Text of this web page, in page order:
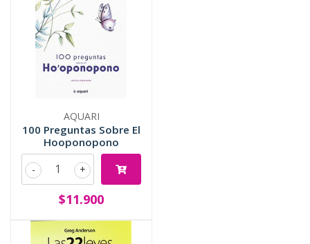
AQUARI
100 Preguntas Sobre El
Hooponopono
+
-
$11.900